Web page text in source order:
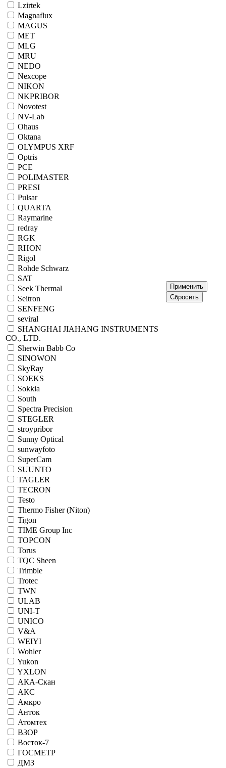
Lzirtek
Magnaflux
MAGUS
MET
MLG
MRU
NEDO
Nexcope
NIKON
NKPRIBOR
Novotest
NV-Lab
Ohaus
Oktana
OLYMPUS XRF
Optris
PCE
POLIMASTER
PRESI
Pulsar
QUARTA
Raymarine
redray
RGK
RHON
Rigol
Rohde Schwarz
SAT
Seek Thermal
Seitron
SENFENG
seviral
SHANGHAI JIAHANG INSTRUMENTS
CO., LTD.
Sherwin Babb Co
SINOWON
SkyRay
SOEKS
Sokkia
South
Spectra Precision
STEGLER
stroypribor
Sunny Optical
sunwayfoto
SuperCam
SUUNTO
TAGLER
TECRON
Testo
Thermo Fisher (Niton)
Tigon
TIME Group Inc
TOPCON
Torus
TQC Sheen
Trimble
Trotec
TWN
ULAB
UNI-T
UNICO
V&A
WEIYI
Wohler
Yukon
YXLON
АКА-Скан
АКС
Амкро
Анток
Атомтех
ВЗОР
Восток-7
ГОСМЕТР
ДМЗ